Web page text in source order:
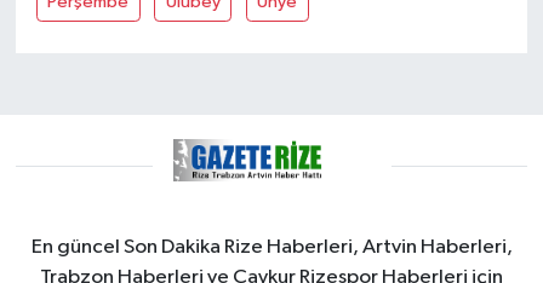
En güncel Son Dakika Rize Haberleri, Artvin Haberleri,
Trabzon Haberleri ve Çaykur Rizespor Haberleri için
HABERDE İNSAN
Kadın